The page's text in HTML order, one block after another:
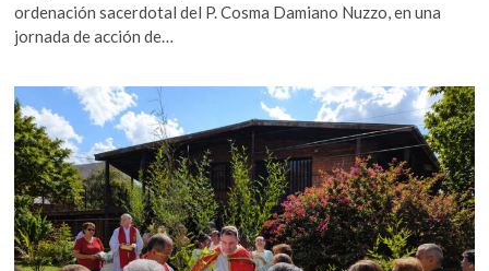
ordenación sacerdotal del P. Cosma Damiano Nuzzo, en una
jornada de acción de…